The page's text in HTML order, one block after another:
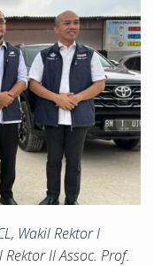
Wakil Rektor I
II Assoc. Prof.